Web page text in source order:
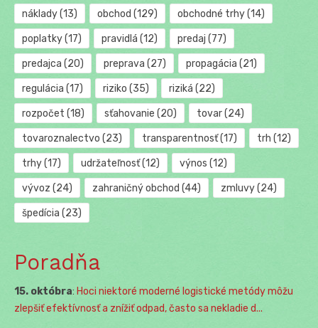
náklady(13) obchod (129) obchodné trhy(14)
poplatky(17) pravidlá (12) predaj (77)
predajca (20) preprava (27) propagácia (21)
regulácia (17) riziko (35) riziká (22)
rozpočet (18) sťahovanie (20) tovar(24)
tovaroznalectvo (23) transparentnosť(17) trh (12)
trhy(17) udržateľnosť(12) výnos (12)
vývoz (24) zahraničný obchod (44) zmluvy(24)
špedícia (23)
Poradňa
15. októbra: Hoci niektoré moderné logistické metódy môžu
zlepšiť efektívnosť a znížiť odpad, často sa nekladie d...